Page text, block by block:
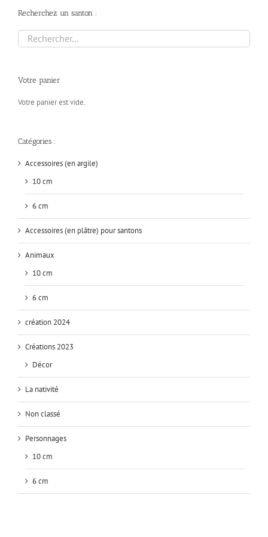
Recherchez un santon :
Votre panier
Votre panier est vide.
Catégories :
Accessoires (en argile)
10 cm
6 cm
Accessoires (en plâtre) pour santons
Animaux
10 cm
6 cm
création 2024
Créations 2023
Décor
La nativité
Non classé
Personnages
10 cm
6 cm